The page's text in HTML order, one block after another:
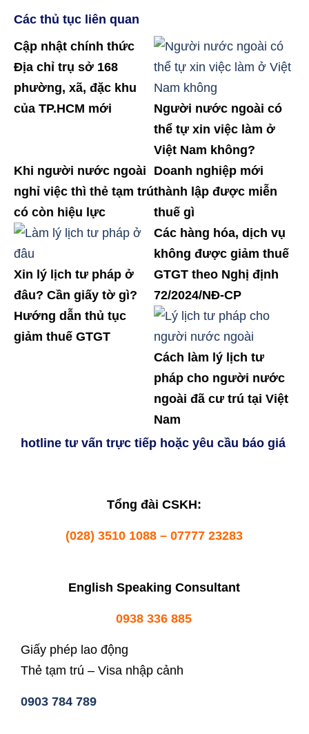
Các thủ tục liên quan
Cập nhật chính thức
Địa chỉ trụ sở 168
phường, xã, đặc khu
của TP.HCM mới
Người nước ngoài có
thể tự xin việc làm ở
Việt Nam không?
Khi người nước ngoài
nghỉ việc thì thẻ tạm trú
có còn hiệu lực
Doanh nghiệp mới
thành lập được miễn
thuế gì
Xin lý lịch tư pháp ở
đâu? Cần giấy tờ gì?
Các hàng hóa, dịch vụ
không được giảm thuế
GTGT theo Nghị định
72/2024/NĐ-CP
Hướng dẫn thủ tục
giảm thuế GTGT
Cách làm lý lịch tư
pháp cho người nước
ngoài đã cư trú tại Việt
Nam
hotline tư vấn trực tiếp hoặc yêu cầu báo giá
Tổng đài CSKH:
(028) 3510 1088 – 07777 23283
English Speaking Consultant
0938 336 885
Giấy phép lao động
Thẻ tạm trú – Visa nhập cảnh
0903 784 789